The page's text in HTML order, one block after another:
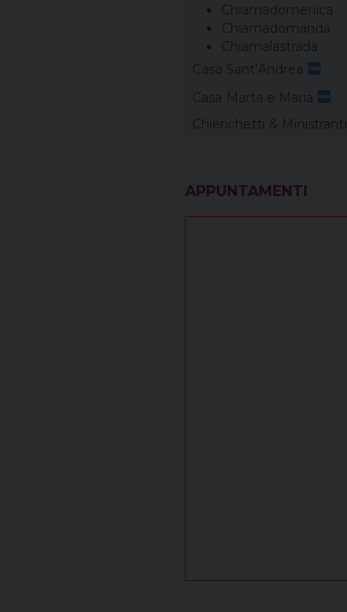
Chiamadomenica
Chiamadomanda
Chiamalastrada
Casa Sant’Andrea
Casa Marta e Maria
Chierichetti & Ministranti
APPUNTAMENTI